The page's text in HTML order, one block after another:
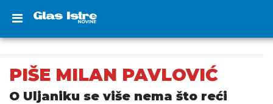
PIŠE MILAN PAVLOVIĆ
O Uljaniku se više nema što reći